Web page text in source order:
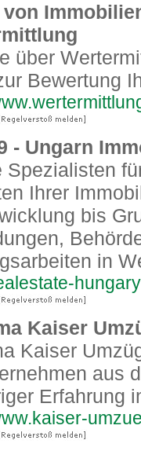
über
Bewertung
- Ungarn
Spezialisten
Ihrer
bis
in
Kaiser
Kaiser
aus
Erfahrung